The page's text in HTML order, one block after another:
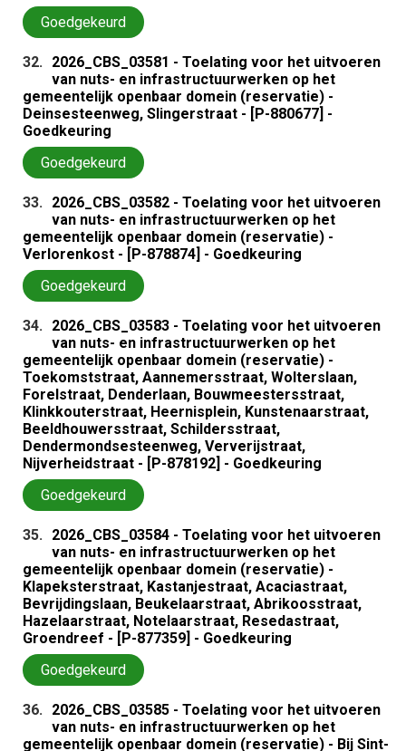
Goedgekeurd
32. 2026_CBS_03581 - Toelating voor het uitvoeren
van nuts- en infrastructuurwerken op het
gemeentelijk openbaar domein (reservatie) -
Deinsesteenweg, Slingerstraat - [P-880677] -
Goedkeuring
Goedgekeurd
33. 2026_CBS_03582 - Toelating voor het uitvoeren
van nuts- en infrastructuurwerken op het
gemeentelijk openbaar domein (reservatie) -
Verlorenkost - [P-878874] - Goedkeuring
Goedgekeurd
34. 2026_CBS_03583 - Toelating voor het uitvoeren
van nuts- en infrastructuurwerken op het
gemeentelijk openbaar domein (reservatie) -
Toekomststraat, Aannemersstraat, Wolterslaan,
Forelstraat, Denderlaan, Bouwmeestersstraat,
Klinkkouterstraat, Heernisplein, Kunstenaarstraat,
Beeldhouwersstraat, Schildersstraat,
Dendermondsesteenweg, Ververijstraat,
Nijverheidstraat - [P-878192] - Goedkeuring
Goedgekeurd
35. 2026_CBS_03584 - Toelating voor het uitvoeren
van nuts- en infrastructuurwerken op het
gemeentelijk openbaar domein (reservatie) -
Klapeksterstraat, Kastanjestraat, Acaciastraat,
Bevrijdingslaan, Beukelaarstraat, Abrikoosstraat,
Hazelaarstraat, Notelaarstraat, Resedastraat,
Groendreef - [P-877359] - Goedkeuring
Goedgekeurd
36. 2026_CBS_03585 - Toelating voor het uitvoeren
van nuts- en infrastructuurwerken op het
gemeentelijk openbaar domein (reservatie) - Bij Sint-